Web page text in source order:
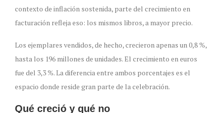
contexto de inflación sostenida, parte del crecimiento en
facturación refleja eso: los mismos libros, a mayor precio.
Los ejemplares vendidos, de hecho, crecieron apenas un 0,8 %,
hasta los 196 millones de unidades. El crecimiento en euros
fue del 3,3 %. La diferencia entre ambos porcentajes es el
espacio donde reside gran parte de la celebración.
Qué creció y qué no